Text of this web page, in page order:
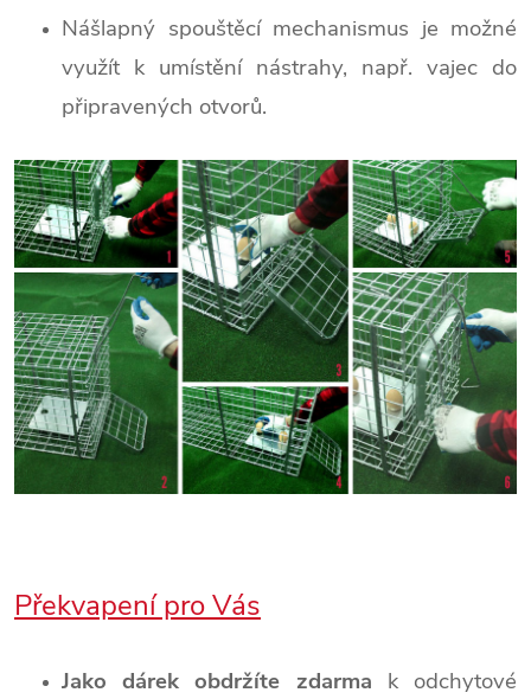
Nášlapný spouštěcí mechanismus je možné
využít k umístění nástrahy, např. vajec do
připravených otvorů.
Překvapení pro Vás
Jako dárek obdržíte zdarma k odchytové